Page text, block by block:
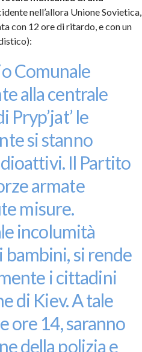
nell’allora Unione Sovietica,
con 12 ore di ritardo, e con un
Comunale
alla centrale
le
si stanno
Il Partito
armate
misure.
incolumità
bambini, si rende
i cittadini
di Kiev. A tale
ore 14, saranno
della polizia e